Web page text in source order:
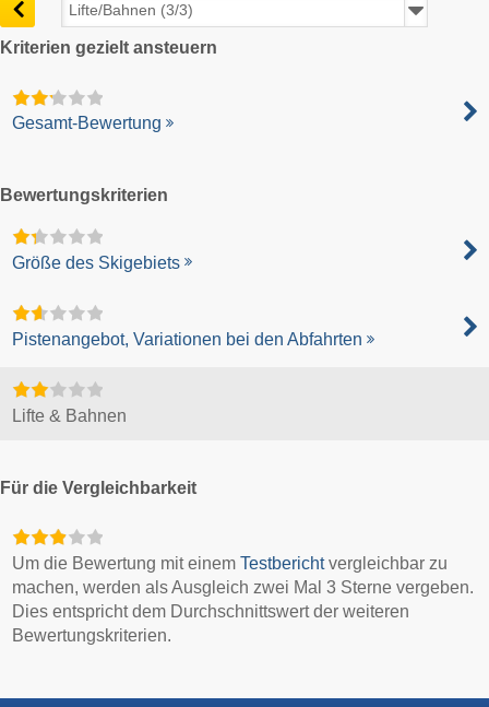
Kriterien gezielt ansteuern
Gesamt-Bewertung
Bewertungskriterien
Größe des Skigebiets
Pistenangebot, Variationen bei den Abfahrten
Lifte & Bahnen
Für die Vergleichbarkeit
Um die Bewertung mit einemTestberichtvergleichbar zu
machen, werden als Ausgleich zwei Mal 3 Sterne vergeben.
Dies entspricht dem Durchschnittswert der weiteren
Bewertungskriterien.